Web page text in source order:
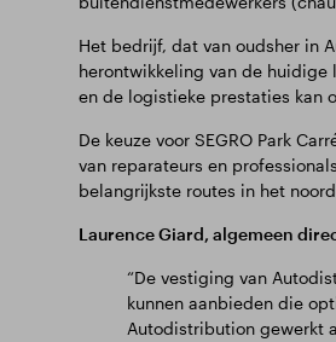
Het bedrijf, dat van oudsher in
herontwikkeling van de huidige
en de logistieke prestaties kan
De keuze voor SEGRO Park
van reparateurs en
belangrijkste routes in het
Laurence Giard, algemeen
“De vestiging van
kunnen aanbieden die
Autodistribution gewerkt